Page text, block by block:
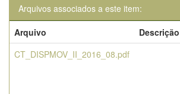
Arquivos associados a este item:
Arquivo
Descrição
CT_DISPMOV_II_2016_08.pdf